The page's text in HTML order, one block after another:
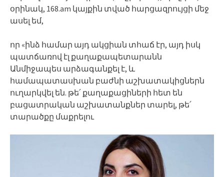
օրինակ, 168.am կայքին տված հարցազրույցի մեջ
ասել եմ,
որ «ինձ համար այդ ակցիան տհաճ էր, այդ իսկ
պատճառով էլ քաղաքապետարանն
Անմիջապես արձագանքել է, և
համապատասխան բաժնի աշխատակիցներն
ուղարկվել են. թե՛ քաղաքացիների հետ են
բացատրական աշխատանքներ տարել, թե՛
տարածքը մաքրելու